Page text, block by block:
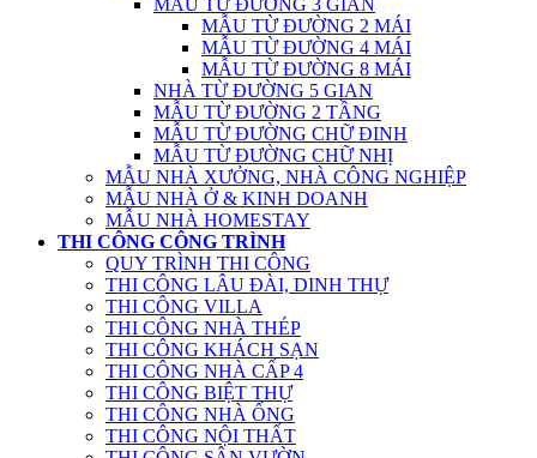
MẪU TỪ ĐƯỜNG 3 GIAN
MẪU TỪ ĐƯỜNG 2 MÁI
MẪU TỪ ĐƯỜNG 4 MÁI
MẪU TỪ ĐƯỜNG 8 MÁI
NHÀ TỪ ĐƯỜNG 5 GIAN
MẪU TỪ ĐƯỜNG 2 TẦNG
MẪU TỪ ĐƯỜNG CHỮ ĐINH
MẪU TỪ ĐƯỜNG CHỮ NHỊ
MẪU NHÀ XƯỞNG, NHÀ CÔNG NGHIỆP
MẪU NHÀ Ở & KINH DOANH
MẪU NHÀ HOMESTAY
THI CÔNG CÔNG TRÌNH
QUY TRÌNH THI CÔNG
THI CÔNG LÂU ĐÀI, DINH THỰ
THI CÔNG VILLA
THI CÔNG NHÀ THÉP
THI CÔNG KHÁCH SẠN
THI CÔNG NHÀ CẤP 4
THI CÔNG BIỆT THỰ
THI CÔNG NHÀ ỐNG
THI CÔNG NỘI THẤT